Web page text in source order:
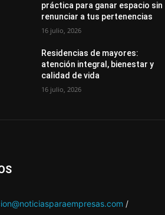
práctica para ganar espacio sin
renunciar a tus pertenencias
16 julio, 2026
Residencias de mayores:
atención integral, bienestar y
calidad de vida
16 julio, 2026
/